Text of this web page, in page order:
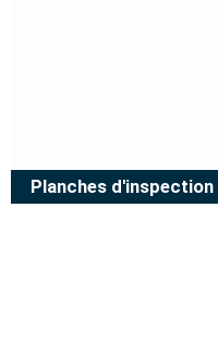
Planches d'inspection